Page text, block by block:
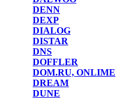
DENN
DEXP
DIALOG
DISTAR
DNS
DOFFLER
DOM.RU, ONLIME
DREAM
DUNE